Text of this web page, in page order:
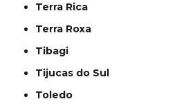
Terra Rica
Terra Roxa
Tibagi
Tijucas do Sul
Toledo